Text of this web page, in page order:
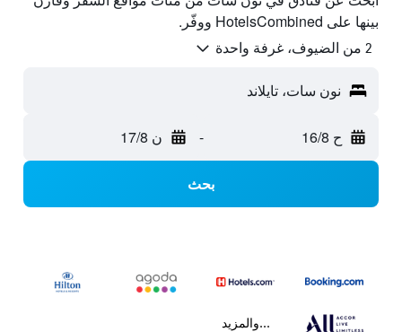
بينها على HotelsCombined ووفّر.
2 من الضيوف، غرفة واحدة
نون سات، تايلاند
ح 16/8 - ن 17/8
بحث
...والمزيد